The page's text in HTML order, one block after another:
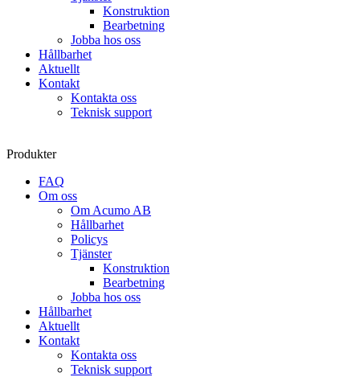
Konstruktion
Bearbetning
Jobba hos oss
Hållbarhet
Aktuellt
Kontakt
Kontakta oss
Teknisk support
Produkter
FAQ
Om oss
Om Acumo AB
Hållbarhet
Policys
Tjänster
Konstruktion
Bearbetning
Jobba hos oss
Hållbarhet
Aktuellt
Kontakt
Kontakta oss
Teknisk support